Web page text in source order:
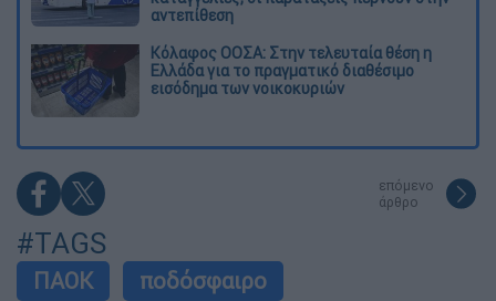
αντεπίθεση
Κόλαφος ΟΟΣΑ: Στην τελευταία θέση η
Ελλάδα για το πραγματικό διαθέσιμο
εισόδημα των νοικοκυριών
επόμενο
άρθρο
#TAGS
ΠΑΟΚ
ποδόσφαιρο